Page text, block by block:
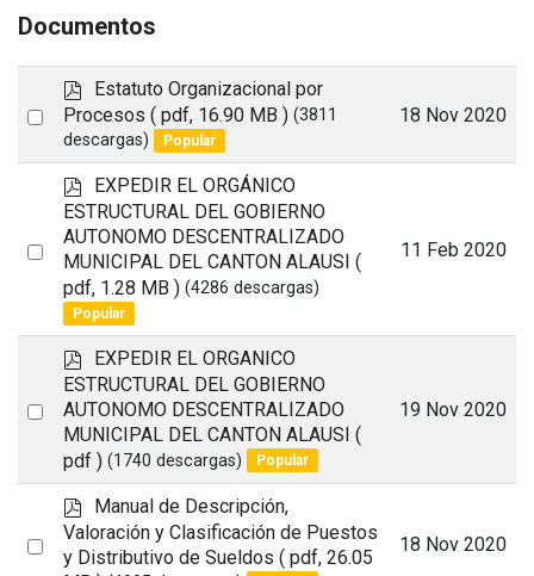
Documentos
Select
p
d
f
Estatuto Organizacional por
Procesos ( pdf, 16.90 MB ) (3811
descargas)
Popular
18 Nov 2020
Select
p
d
f
EXPEDIR EL ORGÁNICO
ESTRUCTURAL DEL GOBIERNO
AUTONOMO DESCENTRALIZADO
MUNICIPAL DEL CANTON ALAUSI (
pdf, 1.28 MB ) (4286 descargas)
Popular
11 Feb 2020
Select
p
d
f
EXPEDIR EL ORGANICO
ESTRUCTURAL DEL GOBIERNO
AUTONOMO DESCENTRALIZADO
MUNICIPAL DEL CANTON ALAUSI (
pdf ) (1740 descargas) Popular
19 Nov 2020
Select
p
d
f
Manual de Descripción,
Valoración y Clasificación de Puestos
y Distributivo de Sueldos ( pdf, 26.05
18 Nov 2020